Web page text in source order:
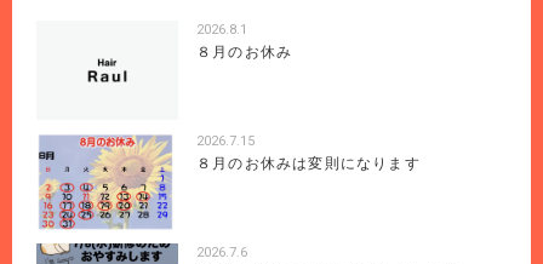
2026.8.1
８月のお休み
2026.7.15
８月のお休みは変則になります
2026.7.6